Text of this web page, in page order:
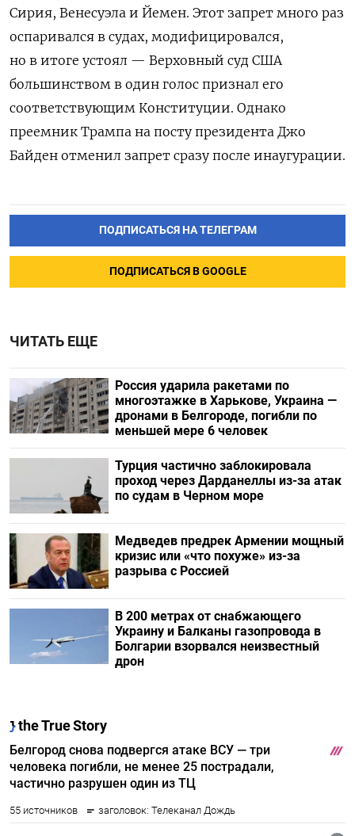
Сирия, Венесуэла и Йемен. Этот запрет много раз
оспаривался в судах, модифицировался,
но в итоге устоял — Верховный суд США
большинством в один голос признал его
соответствующим Конституции. Однако
преемник Трампа на посту президента Джо
Байден отменил запрет сразу после инаугурации.
ПОДПИСАТЬСЯ НА ТЕЛЕГРАМ
ПОДПИСАТЬСЯ В GOOGLE
ЧИТАТЬ ЕЩЕ
Россия ударила ракетами по
многоэтажке в Харькове, Украина —
дронами в Белгороде, погибли по
меньшей мере 6 человек
Турция частично заблокировала
проход через Дарданеллы из-за атак
по судам в Черном море
Медведев предрек Армении мощный
кризис или «что похуже» из-за
разрыва с Россией
В 200 метрах от снабжающего
Украину и Балканы газопровода в
Болгарии взорвался неизвестный
дрон